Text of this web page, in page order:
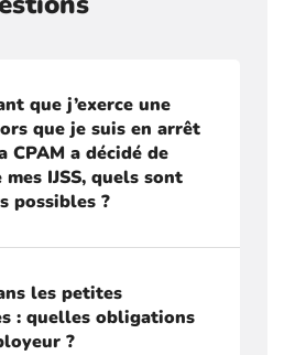
que j’exerce une
que je suis en arrêt
CPAM a décidé de
mes IJSS, quels sont
possibles ?
les petites
: quelles obligations
?